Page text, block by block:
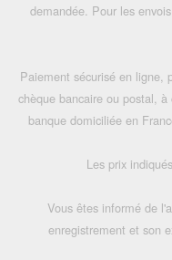
demandée. Pour les
Paiement sécurisé en ligne,
chèque bancaire ou postal,
banque domiciliée en
Les prix
Vous êtes informé de
enregistrement et son